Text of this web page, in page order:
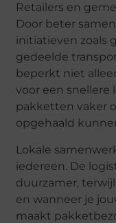
Retailers en
Door beter
initiatieven zoals
gedeelde
beperkt niet
voor een snellere
pakketten vaker
opgehaald
Lokale
iedereen. De
duurzamer,
en wanneer je
maakt